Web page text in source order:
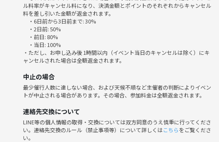
■ 下記了承の上ご参加ください
※キャンセルの場合はメッセージではなくイベントのチケット選択画面
でしてください。
※適宜イベントの様子を撮影いたします。
※営業、勧誘、迷惑行為がある場合はつなげーとに報告の上、今後のイ
ベント参加が不可となります。
イベントの過去の様子は下の画像をご覧ください🙂
ル料率がキャンセル料になり、決済金額とポイントのそれぞれからキャンセル
料を差し引いた金額が返金されます。
・6日前から3日前まで: 30%
・2日前: 50%
・前日: 80%
・当日: 100%
・ただし、お申し込み後 1時間以内（イベント当日のキャンセルは除く）にキ
ャンセルされた場合は全額返金されます。
中止の場合
最少催行人数に達しない場合、および天候不順など主催者の判断によりイベン
トが中止される場合があります。その場合、参加料金は全額返金されます。
連絡先交換について
LINE等の個人情報の取得・交換については双方同意のうえ慎重に行ってくださ
い。連絡先交換のルール（禁止事項等）について詳しくはこちらをご覧くださ
い。